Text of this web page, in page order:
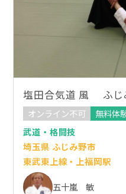
塩田合気道 風 ふじ
オンライン不可
無料体
武道・格闘技
埼玉県 ふじみ野市
東武東上線・上福岡駅
五十嵐 敏